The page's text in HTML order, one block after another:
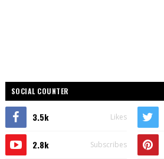
SOCIAL COUNTER
3.5k Likes
2.8k Subscribes